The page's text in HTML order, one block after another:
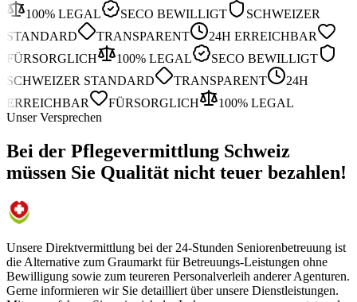
100% LEGAL
SECO BEWILLIGT
SCHWEIZER
STANDARD
TRANSPARENT
24H ERREICHBAR
FÜRSORGLICH
100% LEGAL
SECO BEWILLIGT
SCHWEIZER STANDARD
TRANSPARENT
24H
ERREICHBAR
FÜRSORGLICH
100% LEGAL
Unser Versprechen
Bei der Pflegevermittlung Schweiz
müssen Sie Qualität nicht teuer bezahlen!
Unsere Direktvermittlung bei der 24-Stunden Seniorenbetreuung ist
die Alternative zum Graumarkt für Betreuungs-Leistungen ohne
Bewilligung sowie zum teureren Personalverleih anderer Agenturen.
Gerne informieren wir Sie detailliert über unsere Dienstleistungen.